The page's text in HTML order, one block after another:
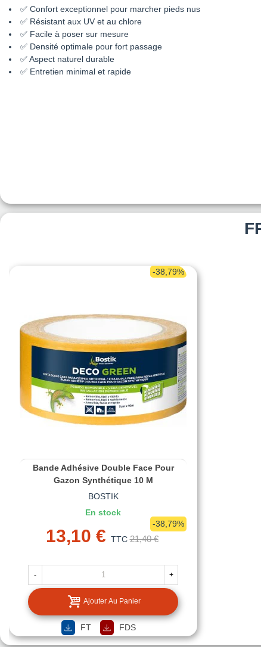
✅ Confort exceptionnel pour marcher pieds nus
✅ Résistant aux UV et au chlore
✅ Facile à poser sur mesure
✅ Densité optimale pour fort passage
✅ Aspect naturel durable
✅ Entretien minimal et rapide
-38,79%
Bande Adhésive Double Face Pour
Gazon Synthétique 10 M
BOSTIK
En stock
13,10 € TTC 21,40 €
-38,79%
- +
Ajouter Au Panier
FT FDS